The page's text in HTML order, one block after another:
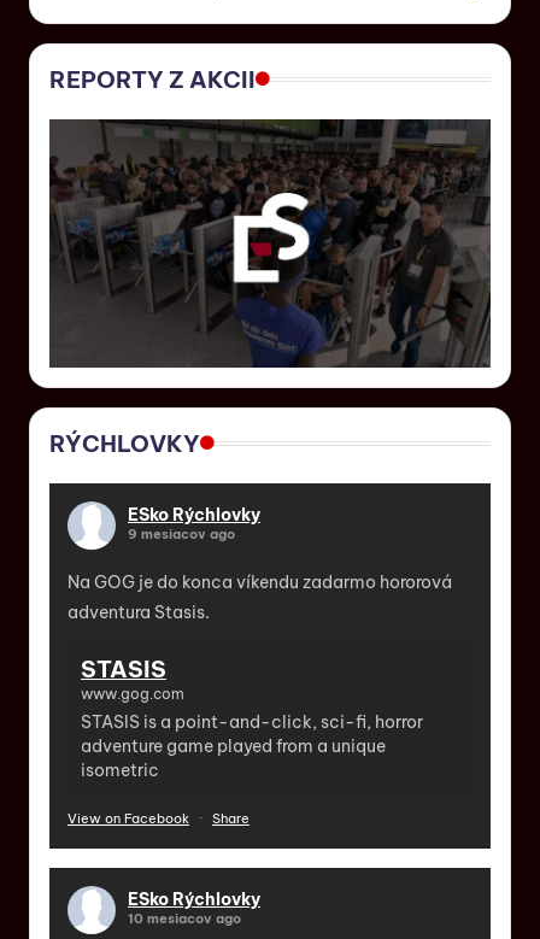
REPORTY Z AKCII
RÝCHLOVKY
ESko Rýchlovky
9 mesiacov ago
Na GOG je do konca víkendu zadarmo hororová
adventura Stasis.
STASIS
www.gog.com
STASIS is a point-and-click, sci-fi, horror
adventure game played from a unique
isometric
View on Facebook · Share
ESko Rýchlovky
10 mesiacov ago